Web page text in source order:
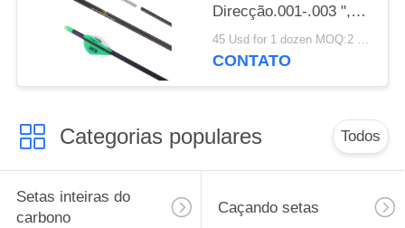
Direcção.001-.003 ",
32" Peso leve 5mm
Ultra Target e Setas de
45 Usd for 1 dozen MOQ:2 dúzias
CONTATO
Categorias populares Todos
Setas inteiras do
carbono
Caçando setas